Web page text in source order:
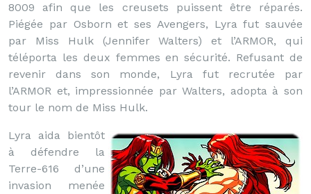
8009 afin que les creusets puissent être réparés.
Piégée par Osborn et ses Avengers, Lyra fut sauvée
par Miss Hulk (Jennifer Walters) et l’ARMOR, qui
téléporta les deux femmes en sécurité. Refusant de
revenir dans son monde, Lyra fut recrutée par
l’ARMOR et, impressionnée par Walters, adopta à son
tour le nom de Miss Hulk.
Lyra aida bientôt
à défendre la
Terre-616 d’une
invasion menée